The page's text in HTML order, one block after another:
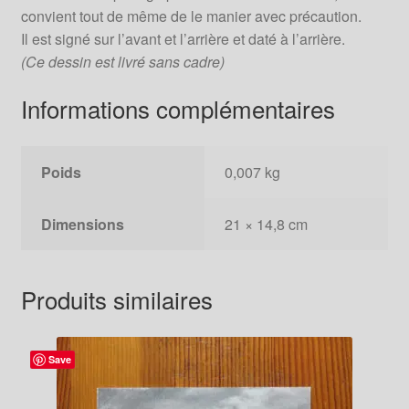
convient tout de même de le manier avec précaution.
Il est signé sur l’avant et l’arrière et daté à l’arrière.
(Ce dessin est livré sans cadre)
Informations complémentaires
Poids 0,007 kg
Dimensions 21 × 14,8 cm
Produits similaires
Save